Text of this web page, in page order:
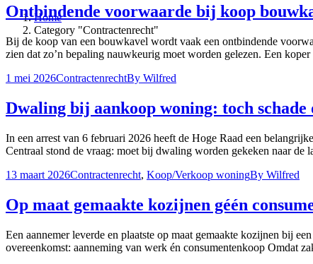
Home
Category "Contractenrecht"
Ontbindende voorwaarde bij koop
Bij de koop van een bouwkavel wordt vaak een ontbindende
zien dat zo’n bepaling nauwkeurig moet worden gelezen. Een
1 mei 2026ContractenrechtBy Wilfred
Dwaling bij aankoop woning: toch
In een arrest van 6 februari 2026 heeft de Hoge Raad een
Centraal stond de vraag: moet bij dwaling worden gekeken naar
13 maart 2026Contractenrecht, Koop/Verkoop woningBy Wilfred
Op maat gemaakte kozijnen géén
Een aannemer leverde en plaatste op maat gemaakte kozijnen bij
overeenkomst: aanneming van werk én consumentenkoop Omdat